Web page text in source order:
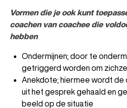
Vormen die je ook kunt
coachen van coachee die
hebben
Ondermijnen; door te
getriggerd worden om
Anekdote; hiermee wordt
uit het gesprek gehaald en
beeld op de situatie